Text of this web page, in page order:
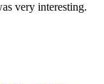
very interesting.